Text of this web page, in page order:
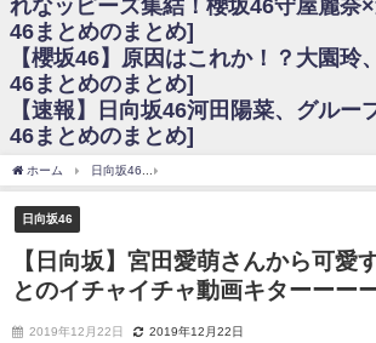
ギレしてる
乃木坂あんてな ～乃木坂46・欅坂46・日向坂46
をピックアップ / れなッピーズ集結！櫻坂46守屋麗奈
ット！」水曜スタジオ出演決定
日向坂46まとめのまとめ / 【日向坂46】富田鈴花、
そう！？
日向坂46まとめのまとめ / 【日向坂46】富田鈴花
そう！？
ハ！』ミーグリ日程がこちら
乃木坂あんてな ～乃木坂46・欅坂46・日向坂46
をピックアップ / 日向坂46卒業後初共演！佐々木久美
林さんと再会した結果･･･【激レアさんを連れてきた。
欅坂46/日向坂46まとめのまとめ / 『anan』の表
の時代だと話題に
れなッピーズ集結！櫻坂46守屋麗奈
46まとめのまとめ]
【櫻坂46】原因はこれか！？大園玲
46まとめのまとめ]
【速報】日向坂46河田陽菜、グルー
46まとめのまとめ]
ホーム 日向坂46
日向坂46
【日向坂】宮田愛萌さんから可愛
とのイチャイチャ動画キターーー
2019年12月22日 2019年12月22日